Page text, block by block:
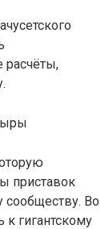
расчёты,
приставок
сообществу. Во
к гигантскому